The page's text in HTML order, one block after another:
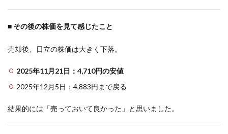
■ その後の株価を見て感じたこと
売却後、日立の株価は大きく下落。
2025年11月21日：4,710円の安値
2025年12月5日：4,883円まで戻る
結果的には「売っておいて良かった」と思いました。